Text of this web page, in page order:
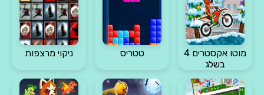
מוטו אקסטרים 4
בשלג
טטריס ניקוי מרצפות